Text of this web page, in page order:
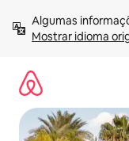
para
Mostrar idioma